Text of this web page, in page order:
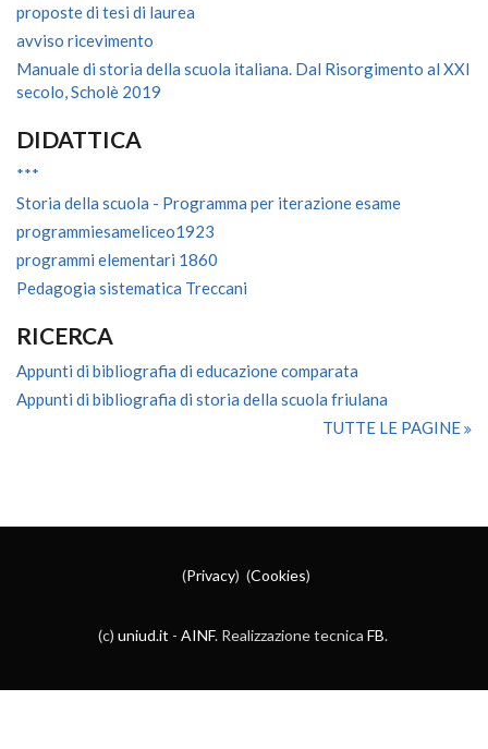
proposte di tesi di laurea
avviso ricevimento
Manuale di storia della scuola italiana. Dal Risorgimento al XXI
secolo, Scholè 2019
DIDATTICA
***
Storia della scuola - Programma per iterazione esame
programmiesameliceo1923
programmi elementari 1860
Pedagogia sistematica Treccani
RICERCA
Appunti di bibliografia di educazione comparata
Appunti di bibliografia di storia della scuola friulana
TUTTE LE PAGINE
(Privacy) (Cookies)
(c) uniud.it - AINF. Realizzazione tecnica FB.